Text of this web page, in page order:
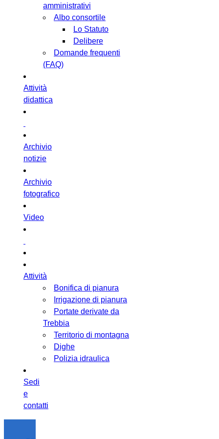
amministrativi
Albo consortile
Lo Statuto
Delibere
Domande frequenti
(FAQ)
Attività
didattica
Archivio
notizie
Archivio
fotografico
Video
Attività
Bonifica di pianura
Irrigazione di pianura
Portate derivate da
Trebbia
Territorio di montagna
Dighe
Polizia idraulica
Sedi
e
contatti